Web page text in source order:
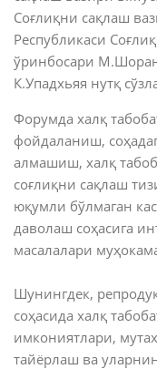
Соғлиқни сақлаш
Республикаси
ўринбосари
К.Упадхьяя нутқ
Форумда халқ
фойдаланиш,
алмашиш, халқ
соғлиқни сақлаш
юқумли бўлмаган
даволаш соҳасига
масалалари
Шунингдек,
соҳасида халқ
имкониятлари,
тайёрлаш ва